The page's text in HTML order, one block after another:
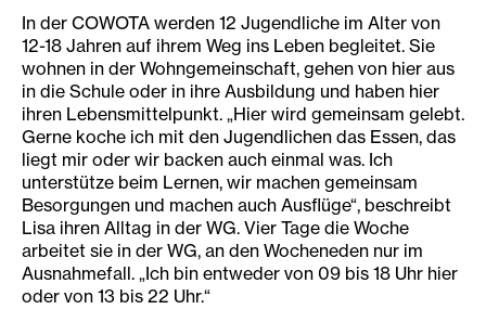
In der COWOTA werden 12 Jugendliche im Alter von
12-18 Jahren auf ihrem Weg ins Leben begleitet. Sie
wohnen in der Wohngemeinschaft, gehen von hier aus
in die Schule oder in ihre Ausbildung und haben hier
ihren Lebensmittelpunkt. „Hier wird gemeinsam gelebt.
Gerne koche ich mit den Jugendlichen das Essen, das
liegt mir oder wir backen auch einmal was. Ich
unterstütze beim Lernen, wir machen gemeinsam
Besorgungen und machen auch Ausflüge“, beschreibt
Lisa ihren Alltag in der WG. Vier Tage die Woche
arbeitet sie in der WG, an den Wocheneden nur im
Ausnahmefall. „Ich bin entweder von 09 bis 18 Uhr hier
oder von 13 bis 22 Uhr.“